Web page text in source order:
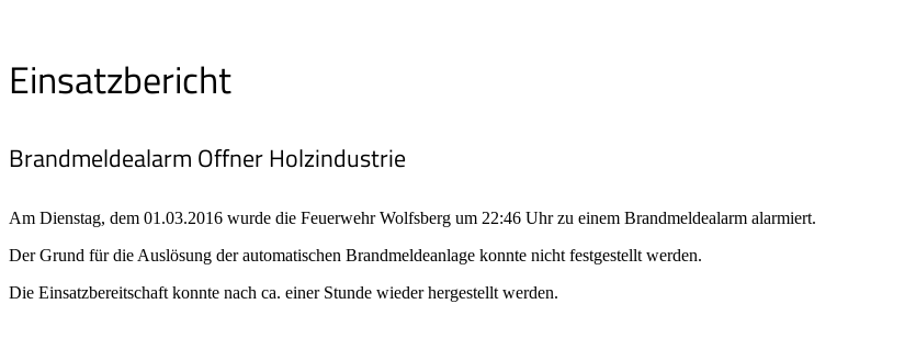
Einsatzbericht
Brandmeldealarm Offner Holzindustrie
Am Dienstag, dem 01.03.2016 wurde die Feuerwehr Wolfsberg um 22:46 Uhr zu einem Brandmeldealarm alarmiert.
Der Grund für die Auslösung der automatischen Brandmeldeanlage konnte nicht festgestellt werden.
Die Einsatzbereitschaft konnte nach ca. einer Stunde wieder hergestellt werden.